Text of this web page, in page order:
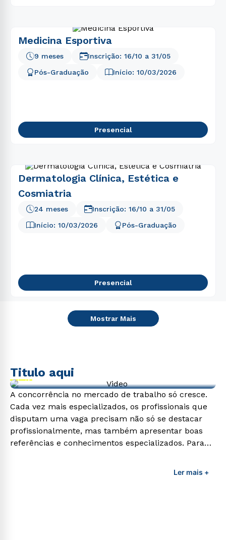
Medicina Esportiva
Pós-Graduação
9 meses
Início: 10/03/2026
Inscrição: 16/10 a 31/05
Presencial
Dermatologia Clínica, Estética e
Cosmiatria
24 meses
Início: 10/03/2026 Pós-Graduação
Inscrição: 16/10 a 31/05
Presencial
Mostrar Mais
Titulo aqui
Video de exemplo
A concorrência no mercado de trabalho só cresce.
Cada vez mais especializados, os profissionais que
disputam uma vaga precisam não só se destacar
profissionalmente, mas também apresentar boas
referências e conhecimentos especializados. Para
profissionais da área é preciso garantir uma
Ler mais +